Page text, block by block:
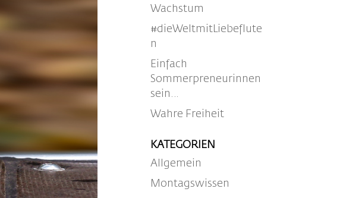
Wachstum
#dieWeltmitLiebeflute
n
Einfach
Sommerpreneurinnen
sein…
Wahre Freiheit
KATEGORIEN
Allgemein
Montagswissen